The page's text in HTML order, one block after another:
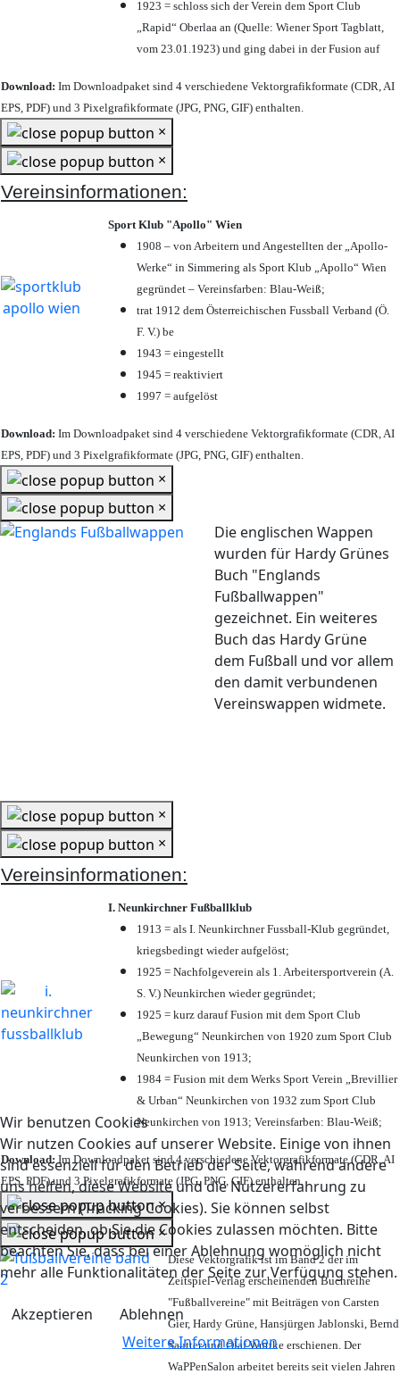
Wir benutzen Cookies
Wir nutzen Cookies auf unserer Website. Einige von ihnen
sind essenziell für den Betrieb der Seite, während andere
uns helfen, diese Website und die Nutzererfahrung zu
verbessern (Tracking Cookies). Sie können selbst
entscheiden, ob Sie die Cookies zulassen möchten. Bitte
beachten Sie, dass bei einer Ablehnung womöglich nicht
mehr alle Funktionalitäten der Seite zur Verfügung stehen.
Akzeptieren
Ablehnen
Weitere Informationen
1923 = schloss sich der Verein dem Sport Club
„Rapid“ Oberlaa an (Quelle: Wiener Sport Tagblatt,
vom 23.01.1923) und ging dabei in der Fusion auf
Download: Im Downloadpaket sind 4 verschiedene Vektorgrafikformate (CDR, AI
EPS, PDF) und 3 Pixelgrafikformate (JPG, PNG, GIF) enthalten.
×
×
Vereinsinformationen:
Sport Klub "Apollo" Wien
1908 – von Arbeitern und Angestellten der „Apollo-
Werke“ in Simmering als Sport Klub „Apollo“ Wien
gegründet – Vereinsfarben: Blau-Weiß;
trat 1912 dem Österreichischen Fussball Verband (Ö.
F. V.) be
1943 = eingestellt
1945 = reaktiviert
1997 = aufgelöst
Download: Im Downloadpaket sind 4 verschiedene Vektorgrafikformate (CDR, AI
EPS, PDF) und 3 Pixelgrafikformate (JPG, PNG, GIF) enthalten.
×
×
Die englischen Wappen
wurden für Hardy Grünes
Buch "Englands
Fußballwappen"
gezeichnet. Ein weiteres
Buch das Hardy Grüne
dem Fußball und vor allem
den damit verbundenen
Vereinswappen widmete.
×
×
Vereinsinformationen:
I. Neunkirchner Fußballklub
1913 = als I. Neunkirchner Fussball-Klub gegründet,
kriegsbedingt wieder aufgelöst;
1925 = Nachfolgeverein als 1. Arbeitersportverein (A.
S. V.) Neunkirchen wieder gegründet;
1925 = kurz darauf Fusion mit dem Sport Club
„Bewegung“ Neunkirchen von 1920 zum Sport Club
Neunkirchen von 1913;
1984 = Fusion mit dem Werks Sport Verein „Brevillier
& Urban“ Neunkirchen von 1932 zum Sport Club
Neunkirchen von 1913; Vereinsfarben: Blau-Weiß;
Download: Im Downloadpaket sind 4 verschiedene Vektorgrafikformate (CDR, AI
EPS, PDF) und 3 Pixelgrafikformate (JPG, PNG, GIF) enthalten.
×
×
Diese Vektorgrafik ist im Band 2 der im
Zeitspiel-Verlag erscheinenden Buchreihe
"Fußballvereine" mit Beiträgen von Carsten
Gier, Hardy Grüne, Hansjürgen Jablonski, Bernd
Sautter und Olaf Wuttke erschienen. Der
WaPPenSalon arbeitet bereits seit vielen Jahren